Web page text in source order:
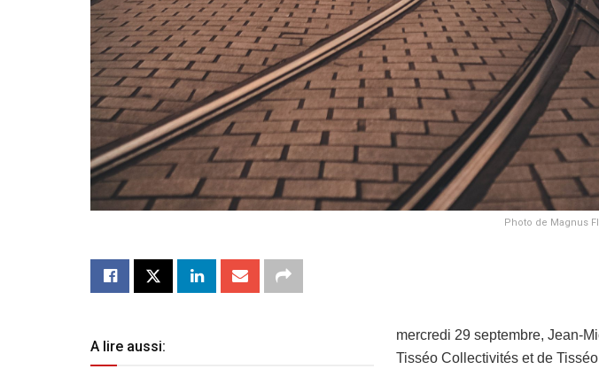
Photo de Magnus
A lire aussi:
mercredi 29 septembre, Jean-
Tisséo Collectivités et de